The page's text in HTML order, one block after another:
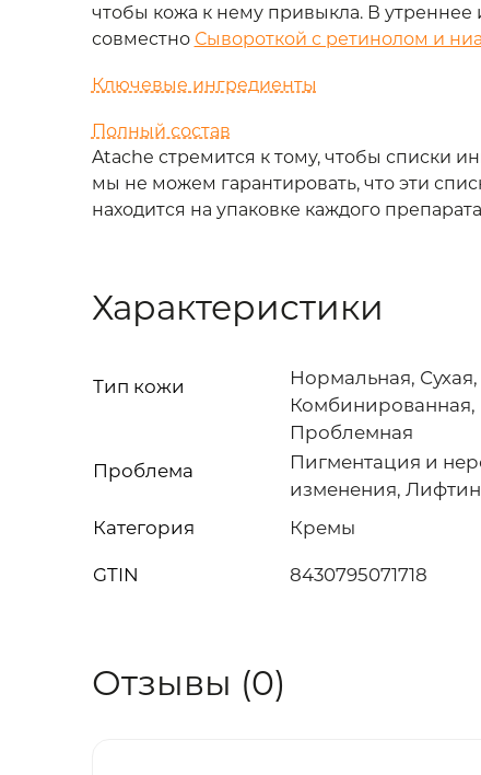
чтобы кожа к нему привыкла. В
совместно Сывороткой с ретинолом и
Ключевые ингредиенты
Полный состав
Atache стремится к тому, чтобы списки
мы не можем гарантировать, что эти
находится на упаковке каждого
Характеристики
Тип кожи
Нормальная,
Комбинированная,
Проблемная
Проблема
Пигментация и
изменения,
Категория
Кремы
GTIN 8430795071718
Отзывы (0)